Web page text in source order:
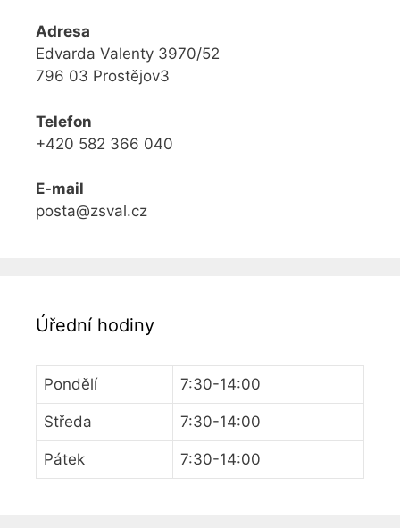
Adresa
Edvarda Valenty 3970/52
796 03 Prostějov3
Telefon
+420 582 366 040
E-mail
posta@zsval.cz
Úřední hodiny
Pondělí 7:30-14:00
Středa 7:30-14:00
Pátek 7:30-14:00